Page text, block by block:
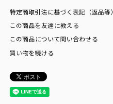
特定商取引法に基づく表記（返品等）
この商品を友達に教える
この商品について問い合わせる
買い物を続ける